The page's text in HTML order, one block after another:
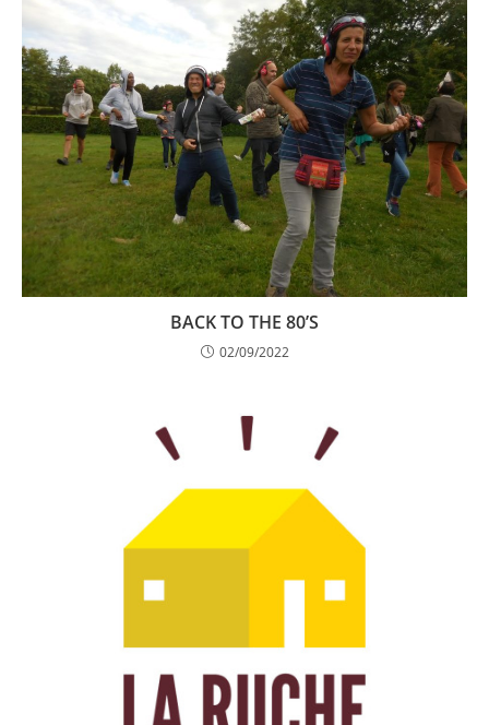
BACK TO THE 80’S
02/09/2022